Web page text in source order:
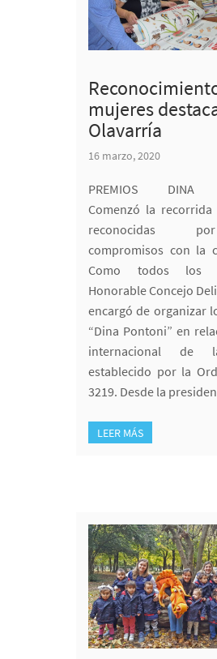
mujeres
Olavarría
16 marzo, 2020
PREMIOS DINA
Comenzó la
reconocidas
compromisos con la
Como todos los
Honorable Concejo
encargó de organizar
“Dina Pontoni” en
internacional de
establecido por la
3219. Desde la
LEER MÁS